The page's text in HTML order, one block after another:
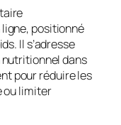
positionné
Il s’adresse
dans
pour réduire les
ou limiter